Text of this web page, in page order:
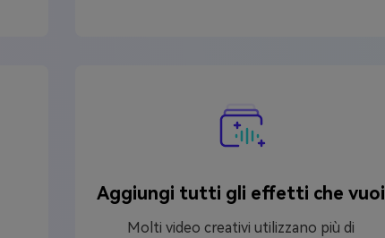
Aggiungi tutti gli effetti che vuoi
Molti video creativi utilizzano più di